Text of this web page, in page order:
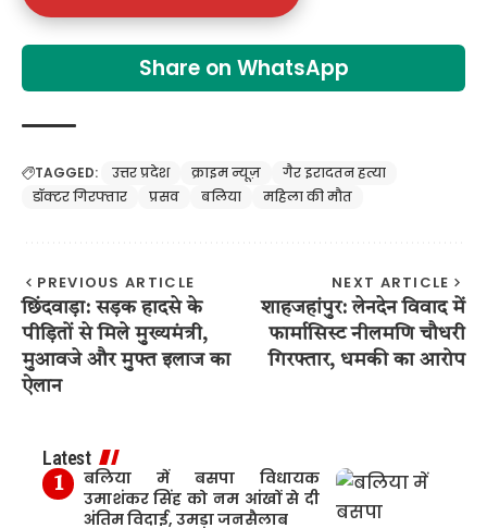
Share on WhatsApp
TAGGED: उत्तर प्रदेश क्राइम न्यूज़
गैर इरादतन हत्या
डॉक्टर गिरफ्तार
प्रसव बलिया महिला की मौत
PREVIOUS ARTICLE
छिंदवाड़ा: सड़क हादसे के
पीड़ितों से मिले मुख्यमंत्री,
मुआवजे और मुफ्त इलाज का
ऐलान
NEXT ARTICLE
शाहजहांपुर: लेनदेन विवाद में
फार्मासिस्ट नीलमणि चौधरी
गिरफ्तार, धमकी का आरोप
Latest
बलिया में बसपा विधायक
उमाशंकर सिंह को नम आंखों से दी
अंतिम विदाई, उमड़ा जनसैलाब